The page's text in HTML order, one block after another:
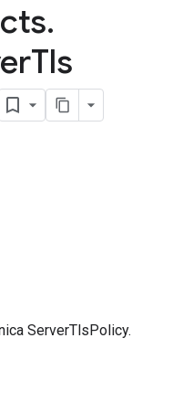
.
Tls
ServerTlsPolicy.